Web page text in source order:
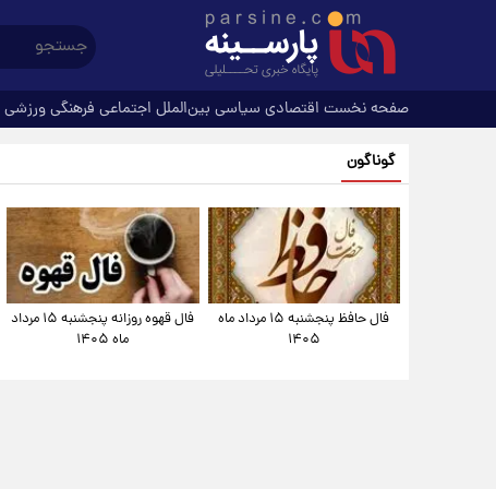
صفحه نخست اقتصادی سیاسی بین‌الملل اجتماعی فرهنگیورزشی
گوناگون
فال حافظ پنجشنبه ۱۵ مرداد ماه
۱۴۰۵
فال قهوه روزانه پنجشنبه ۱۵ مرداد
ماه ۱۴۰۵